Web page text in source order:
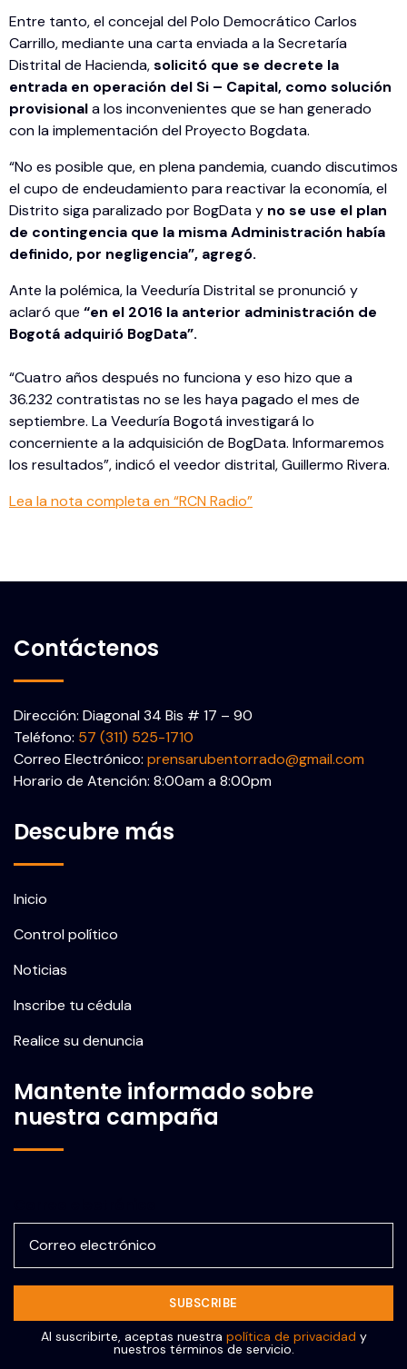
Entre tanto, el concejal del Polo Democrático Carlos
Carrillo, mediante una carta enviada a la Secretaría
Distrital de Hacienda,solicitó que se decrete la
entrada en operación del Si – Capital, como solución
provisionala los inconvenientes que se han generado
con la implementación del Proyecto Bogdata.
“No es posible que, en plena pandemia, cuando discutimos
el cupo de endeudamiento para reactivar la economía, el
Distrito siga paralizado por BogData y no se use el plan
de contingencia que la misma Administración había
definido, por negligencia”, agregó.
Ante la polémica, la Veeduría Distrital se pronunció y
aclaró que “en el 2016 la anterior administración de
Bogotá adquirió BogData”.
“Cuatro años después no funciona y eso hizo que a
36.232 contratistas no se les haya pagado el mes de
septiembre. La Veeduría Bogotá investigará lo
concerniente a la adquisición de BogData. Informaremos
los resultados”, indicó el veedor distrital, Guillermo Rivera.
Lea la nota completa en “RCN Radio”
Contáctenos
Dirección: Diagonal 34 Bis # 17 – 90
Teléfono: 57 (311) 525-1710
Correo Electrónico: prensarubentorrado@gmail.com
Horario de Atención: 8:00am a 8:00pm
Descubre más
Inicio
Control político
Noticias
Inscribe tu cédula
Realice su denuncia
Mantente informado sobre
nuestra campaña
Al suscribirte, aceptas nuestra política de privacidad y
nuestros términos de servicio.